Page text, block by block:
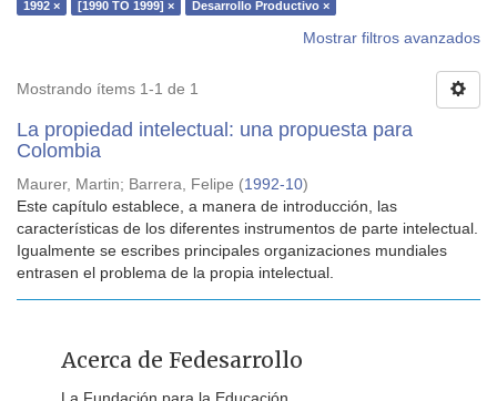
1992 ×
[1990 TO 1999] × Desarrollo Productivo ×
Mostrar filtros avanzados
Mostrando ítems 1-1 de 1
La propiedad intelectual: una propuesta para
Colombia
Maurer, Martin; Barrera, Felipe (1992-10)
Este capítulo establece, a manera de introducción, las
características de los diferentes instrumentos de parte intelectual.
Igualmente se escribes principales organizaciones mundiales
entrasen el problema de la propia intelectual.
Acerca de Fedesarrollo